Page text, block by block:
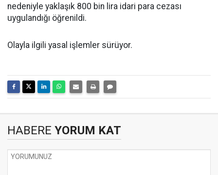
nedeniyle yaklaşık 800 bin lira idari para cezası
uygulandığı öğrenildi.
Olayla ilgili yasal işlemler sürüyor.
HABERE YORUM KAT